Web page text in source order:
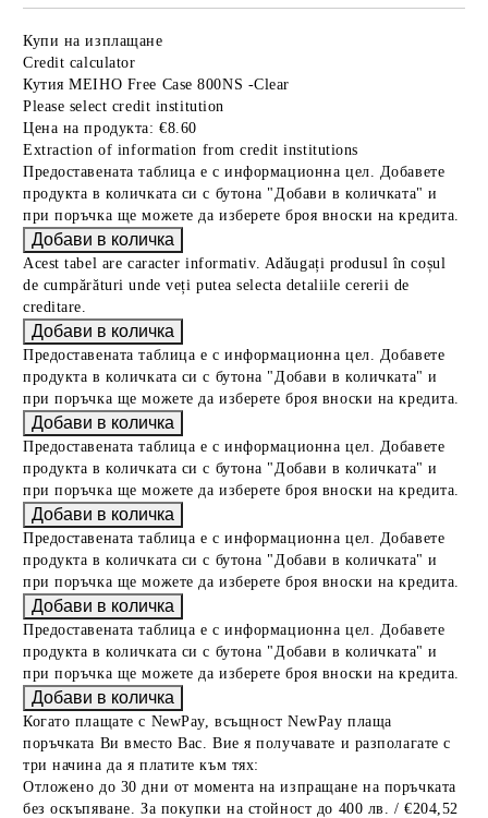
Купи на изплащане
Credit calculator
Кутия MEIHO Free Case 800NS -Clear
Please select credit institution
Цена на продукта: €8.60
Extraction of information from credit institutions
Предоставената таблица е с информационна цел. Добавете
продукта в количката си с бутона "Добави в количката" и
при поръчка ще можете да изберете броя вноски на кредита.
Acest tabel are caracter informativ. Adăugați produsul în coșul
de cumpărături unde veți putea selecta detaliile cererii de
creditare.
Предоставената таблица е с информационна цел. Добавете
продукта в количката си с бутона "Добави в количката" и
при поръчка ще можете да изберете броя вноски на кредита.
Предоставената таблица е с информационна цел. Добавете
продукта в количката си с бутона "Добави в количката" и
при поръчка ще можете да изберете броя вноски на кредита.
Предоставената таблица е с информационна цел. Добавете
продукта в количката си с бутона "Добави в количката" и
при поръчка ще можете да изберете броя вноски на кредита.
Предоставената таблица е с информационна цел. Добавете
продукта в количката си с бутона "Добави в количката" и
при поръчка ще можете да изберете броя вноски на кредита.
Когато плащате с NewPay, всъщност NewPay плаща
поръчката Ви вместо Вас. Вие я получавате и разполагате с
три начина да я платите към тях:
Отложено до 30 дни от момента на изпращане на поръчката
без оскъпяване. За покупки на стойност до 400 лв. / €204,52